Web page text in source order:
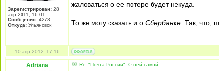
Зарегистрирован: 28
апр 2011, 16:01
Сообщения: 4273
Откуда: Ульяновск
жаловаться о ее потере будет некуда.
То же могу сказать и о Сбербанке . Так, что,
10 апр 2012, 17:16
Adriana Re: "Почта России". О ней самой...